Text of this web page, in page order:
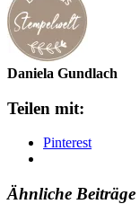
Daniela Gundlach
Teilen mit:
Pinterest
Ähnliche Beiträge